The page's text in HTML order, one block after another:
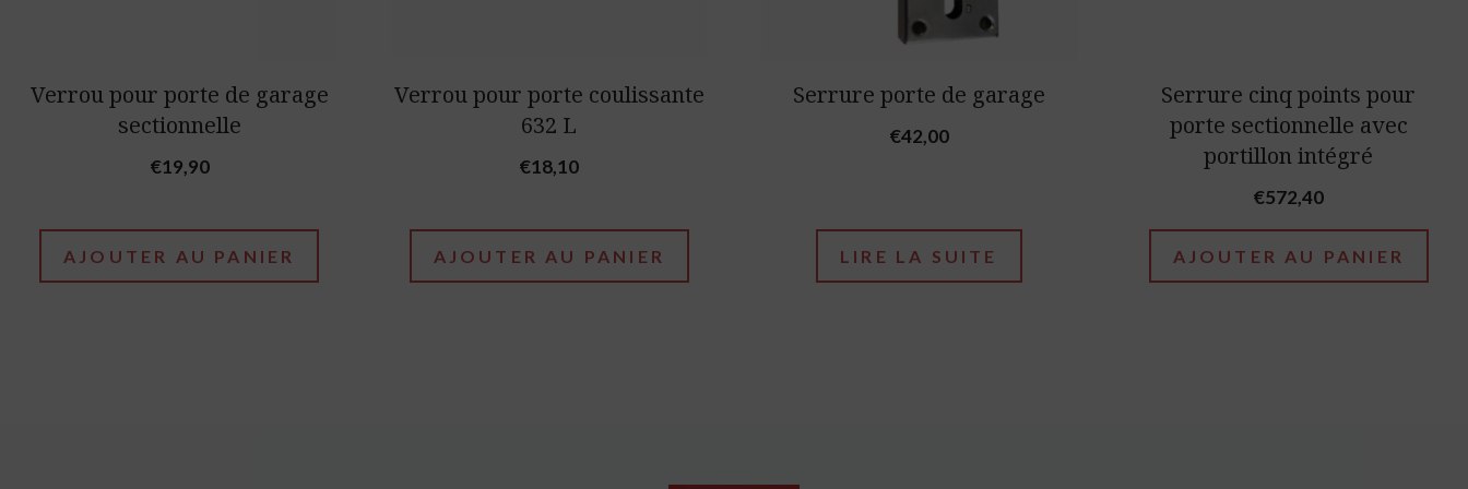
Verrou pour porte de garage
sectionnelle
€19,90
AJOUTER AU PANIER
Verrou pour porte coulissante
632 L
€18,10
AJOUTER AU PANIER
Serrure porte de garage
€42,00
LIRE LA SUITE
Serrure cinq points pour
porte sectionnelle avec
portillon intégré
€572,40
AJOUTER AU PANIER